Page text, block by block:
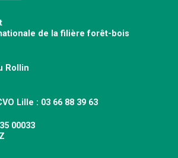
de la filière forêt-bois
Rollin
Lille : 03 66 88 39 63
00033